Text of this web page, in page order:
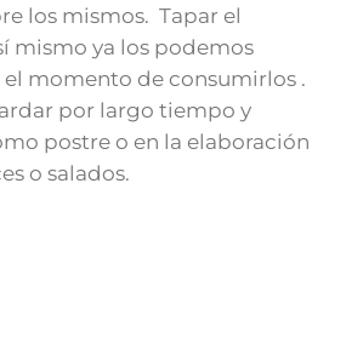
los mismos. Tapar el
mismo ya los podemos
momento de consumirlos .
por largo tiempo y
postre o en la elaboración
o salados.